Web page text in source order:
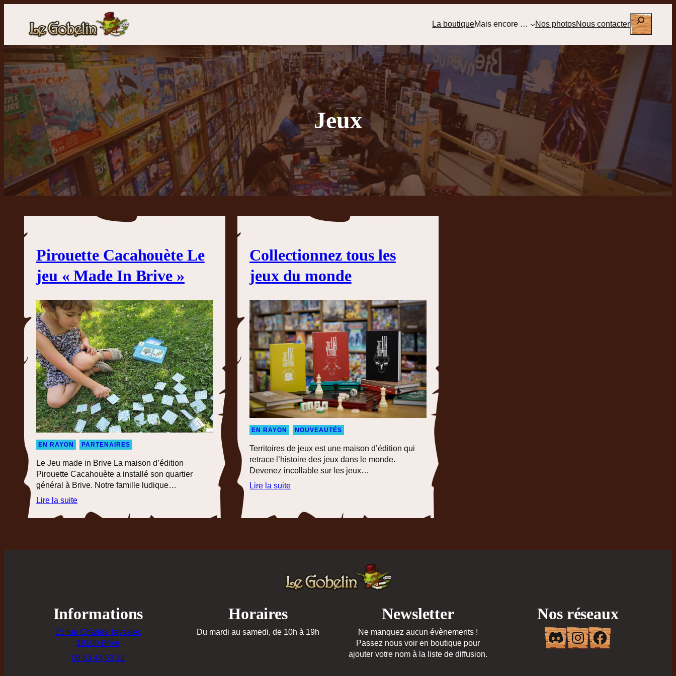
La boutiqueMais encore … Nos photosNous contacter
Rechercher
Jeux
Pirouette Cacahouète Le
jeu « Made In Brive »
EN RAYON PARTENAIRES
Le Jeu made in Brive La maison d’édition
Pirouette Cacahouète a installé son quartier
général à Brive. Notre famille ludique…
Lire la suite:
Pirouette
Collectionnez tous les
jeux du monde
EN RAYON NOUVEAUTÉS
Territoires de jeux est une maison d’édition qui
retrace l’histoire des jeux dans le monde.
Devenez incollable sur les jeux…
Lire la suite:
les
Informations
15 rue Charles Teyssier,
19100 Brive
09 83 44 63 16
Horaires
Du mardi au samedi, de 10h à 19h
Newsletter
Ne manquez aucun évènements !
Passez nous voir en boutique pour
ajouter votre nom à la liste de diffusion.
Nos réseaux
Discord
Instagram